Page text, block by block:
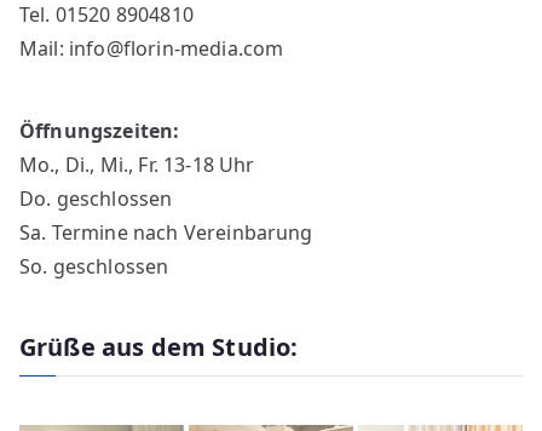
Tel. 01520 8904810
Mail: info@florin-media.com
Öffnungszeiten:
Mo., Di., Mi., Fr. 13-18 Uhr
Do. geschlossen
Sa. Termine nach Vereinbarung
So. geschlossen
Grüße aus dem Studio: